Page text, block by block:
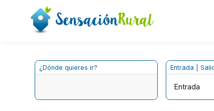
¿Dónde quieres ir? Entrada |
Entrada